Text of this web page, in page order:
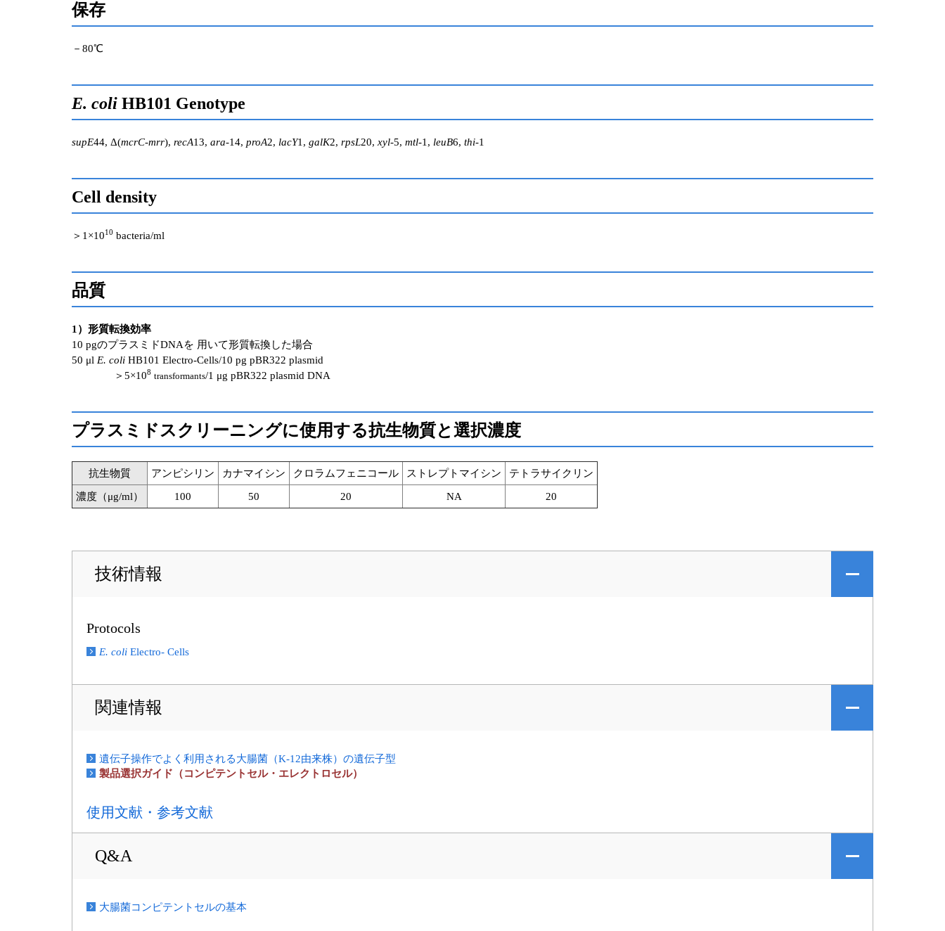
保存
－80℃
E. coli HB101 Genotype
supE44, Δ(mcrC-mrr), recA13, ara-14, proA2, lacY1, galK2, rpsL20, xyl-5, mtl-1, leuB6, thi-1
Cell density
＞1×1010 bacteria/ml
品質
1）形質転換効率
10 pgのプラスミドDNAを 用いて形質転換した場合
50 μl E. coli HB101 Electro-Cells/10 pg pBR322 plasmid
＞5×108 transformants/1 μg pBR322 plasmid DNA
プラスミドスクリーニングに使用する抗生物質と選択濃度
抗生物質 アンピシリン カナマイシン クロラムフェニコール ストレプトマイシン テトラサイクリン
濃度（μg/ml） 100 50 20 NA 20
技術情報
Protocols
E. coli Electro- Cells
関連情報
遺伝子操作でよく利用される大腸菌（K-12由来株）の遺伝子型
製品選択ガイド（コンピテントセル・エレクトロセル）
使用文献・参考文献
Q&A
大腸菌コンピテントセルの基本